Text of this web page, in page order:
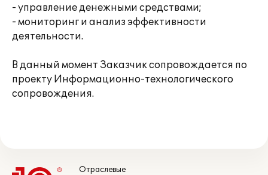
- управление денежными средствами;
- мониторинг и анализ эффективности
деятельности.
В данный момент Заказчик сопровождается по
проекту Информационно-технологического
сопровождения.
Отраслевые